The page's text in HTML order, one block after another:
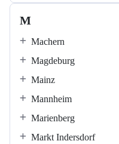
M
Machern
Magdeburg
Mainz
Mannheim
Marienberg
Markt Indersdorf